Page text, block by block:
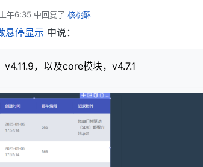
午6:35 中回复了 核桃酥
悬停显示 中说：
，以及core模块，v4.7.1